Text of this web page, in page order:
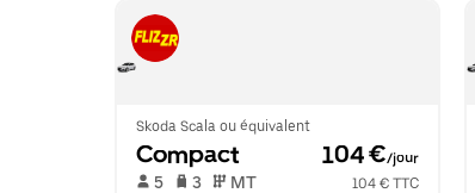
Skoda Scala ou équivalent
Compact 104 €/jour
5 3 MT
104 € TTC